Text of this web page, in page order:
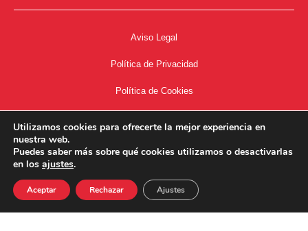
Aviso Legal
Política de Privacidad
Política de Cookies
34667504662
Utilizamos cookies para ofrecerte la mejor experiencia en
nuestra web.
Puedes saber más sobre qué cookies utilizamos o desactivarlas
en los ajustes.
Aceptar Rechazar Ajustes